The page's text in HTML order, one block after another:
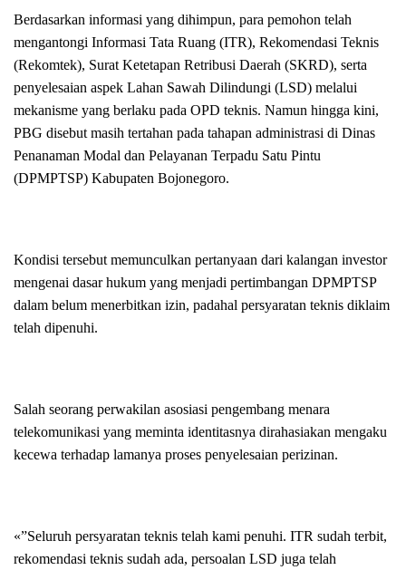
Berdasarkan informasi yang dihimpun, para pemohon telah
mengantongi Informasi Tata Ruang (ITR), Rekomendasi Teknis
(Rekomtek), Surat Ketetapan Retribusi Daerah (SKRD), serta
penyelesaian aspek Lahan Sawah Dilindungi (LSD) melalui
mekanisme yang berlaku pada OPD teknis. Namun hingga kini,
PBG disebut masih tertahan pada tahapan administrasi di Dinas
Penanaman Modal dan Pelayanan Terpadu Satu Pintu
(DPMPTSP) Kabupaten Bojonegoro.
Kondisi tersebut memunculkan pertanyaan dari kalangan investor
mengenai dasar hukum yang menjadi pertimbangan DPMPTSP
dalam belum menerbitkan izin, padahal persyaratan teknis diklaim
telah dipenuhi.
Salah seorang perwakilan asosiasi pengembang menara
telekomunikasi yang meminta identitasnya dirahasiakan mengaku
kecewa terhadap lamanya proses penyelesaian perizinan.
«”Seluruh persyaratan teknis telah kami penuhi. ITR sudah terbit,
rekomendasi teknis sudah ada, persoalan LSD juga telah